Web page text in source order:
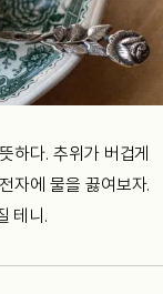
하다. 추위가 버겁게
자에 물을 끓여보자.
테니.